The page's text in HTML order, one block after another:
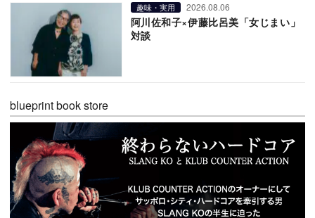
趣味・実用 2026.08.06
阿川佐和子×伊藤比呂美「女じまい」
対談
blueprint book store